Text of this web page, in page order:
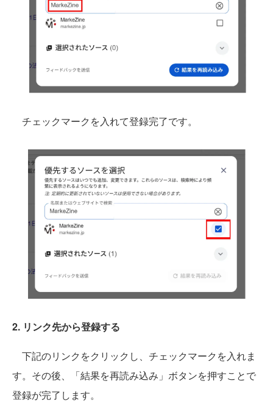
チェックマークを入れて登録完了です。
2. リンク先から登録する
下記のリンクをクリックし、チェックマークを入れま
す。その後、「結果を再読み込み」ボタンを押すことで
登録が完了します。